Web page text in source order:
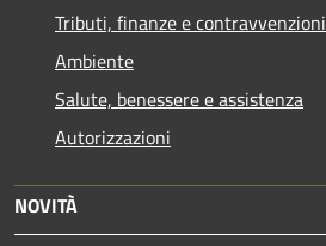
Tributi, finanze e contravvenzioni
Ambiente
Salute, benessere e assistenza
Autorizzazioni
NOVITÀ